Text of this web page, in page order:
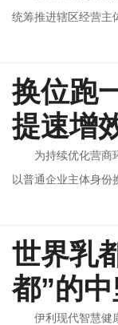
统筹推进辖区经营主
换位跑
提速增
为持续优化营商
以普通企业主体身份
世界乳
都”的
伊利现代智慧健